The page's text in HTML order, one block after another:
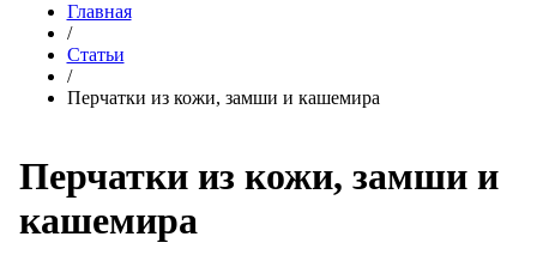
Главная
/
Статьи
/
Перчатки из кожи, замши и кашемира
Перчатки из кожи, замши и
кашемира